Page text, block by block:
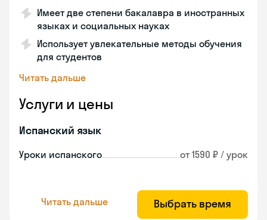
Имеет две степени бакалавра в иностранных
языках и социальных науках
Использует увлекательные методы обучения
для студентов
Читать дальше
Услуги и цены
Испанский язык
Уроки испанского от 1590 ₽ / урок
Читать дальше Выбрать время